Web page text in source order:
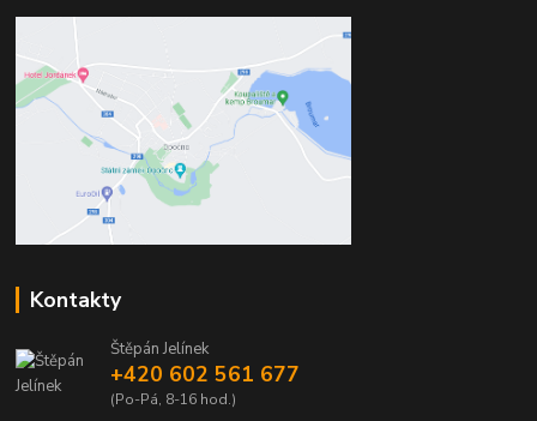
Kontakty
Štěpán Jelínek
+420 602 561 677
(Po-Pá, 8-16 hod.)